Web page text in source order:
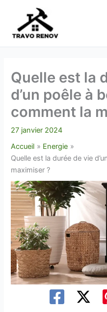
contenu
Quelle est la
d’un poêle à
comment la
27 janvier 2024
Accueil
Energie
Quelle est la durée de vie
maximiser ?